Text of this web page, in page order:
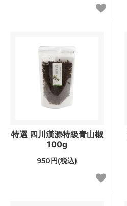
特選 四川漢源特級青山椒
100g
950円(税込)